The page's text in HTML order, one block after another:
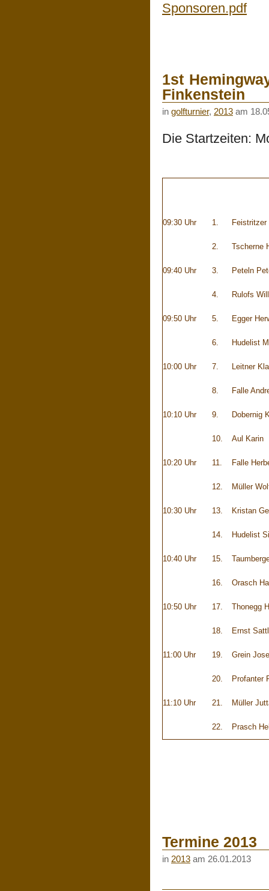
Sponsoren.pdf
1st
Finkenstein
in golfturnier, 2013 am
Die Startzeiten:
09:30 Uhr 1. Feistritzer
2. Tscherne
09:40 Uhr 3. Peteln
4. Rulofs
09:50 Uhr 5. Egger
6. Hudelist
10:00 Uhr 7. Leitner
8. Falle
10:10 Uhr 9. Dobernig
10. Aul Karin
10:20 Uhr 11. Falle
12. Müller
10:30 Uhr 13. Kristan
14. Hudelist
10:40 Uhr 15.
16. Orasch
10:50 Uhr 17. Thonegg
18. Ernst
11:00 Uhr 19. Grein
20. Profanter
11:10 Uhr 21. Müller
22. Prasch
Termine 2013
in 2013 am 26.01.2013